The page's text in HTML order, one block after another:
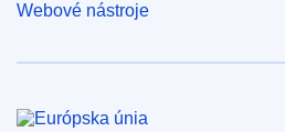
Webové nástroje